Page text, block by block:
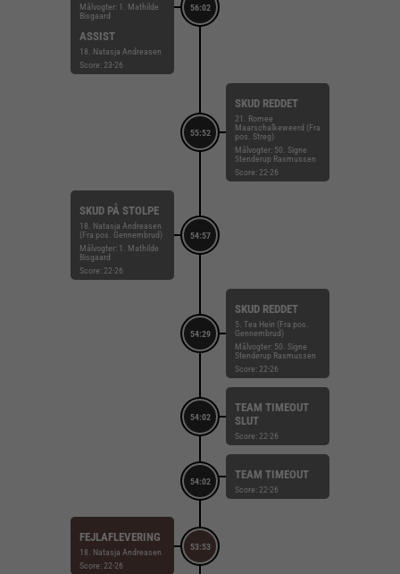
56:02
Målvogter: 1. Mathilde
Bisgaard
ASSIST
18. Natasja Andreasen
Score: 23-26
55:52
SKUD REDDET
21. Romee
Maarschalkeweerd (Fra
pos. Streg)
Målvogter: 50. Signe
Stenderup Rasmussen
Score: 22-26
54:57
SKUD PÅ STOLPE
18. Natasja Andreasen
(Fra pos. Gennembrud)
Målvogter: 1. Mathilde
Bisgaard
Score: 22-26
54:29
SKUD REDDET
5. Tea Hein (Fra pos.
Gennembrud)
Målvogter: 50. Signe
Stenderup Rasmussen
Score: 22-26
54:02
TEAM TIMEOUT
SLUT
Score: 22-26
54:02
TEAM TIMEOUT
Score: 22-26
53:53
FEJLAFLEVERING
18. Natasja Andreasen
Score: 22-26